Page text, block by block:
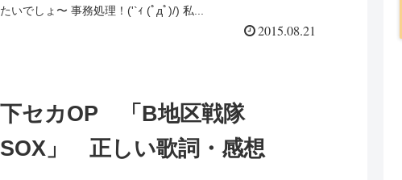
たいでしょ〜 事務処理！('`ｨ (ﾟдﾟ)/) 私...
2015.08.21
下セカOP 「B地区戦隊
SOX」 正しい歌詞・感想